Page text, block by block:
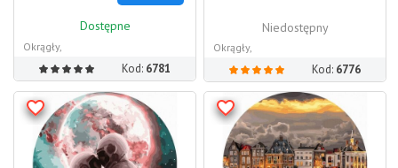
Dostępne
Okrągły,
Kod: 6781
Niedostępny
Okrągły,
Kod: 6776